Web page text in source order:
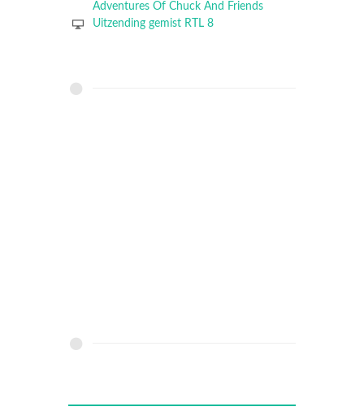
Adventures Of Chuck And Friends
Uitzending gemist RTL 8